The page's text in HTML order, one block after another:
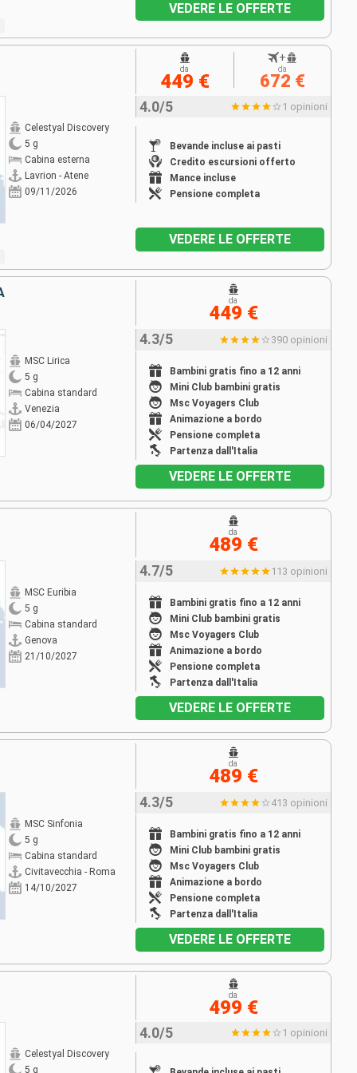
VEDERE LE OFFERTE
Celestyal Discovery
5 g
Cabina esterna
Lavrion - Atene
09/11/2026
4.0/5 1 opinioni
Bevande incluse ai pasti
Credito escursioni offerto
Mance incluse
Pensione completa
da
449 €
+
da
672 €
VEDERE LE OFFERTE
MSC Lirica
5 g
Cabina standard
Venezia
06/04/2027
4.3/5 390 opinioni
Bambini gratis fino a 12 anni
Mini Club bambini gratis
Msc Voyagers Club
Animazione a bordo
Pensione completa
Partenza dall'Italia
da
449 €
VEDERE LE OFFERTE
MSC Euribia
5 g
Cabina standard
Genova
21/10/2027
4.7/5 113 opinioni
Bambini gratis fino a 12 anni
Mini Club bambini gratis
Msc Voyagers Club
Animazione a bordo
Pensione completa
Partenza dall'Italia
da
489 €
VEDERE LE OFFERTE
MSC Sinfonia
5 g
Cabina standard
Civitavecchia - Roma
14/10/2027
4.3/5 413 opinioni
Bambini gratis fino a 12 anni
Mini Club bambini gratis
Msc Voyagers Club
Animazione a bordo
Pensione completa
Partenza dall'Italia
da
489 €
VEDERE LE OFFERTE
Celestyal Discovery
5 g
4.0/5 1 opinioni
da
499 €